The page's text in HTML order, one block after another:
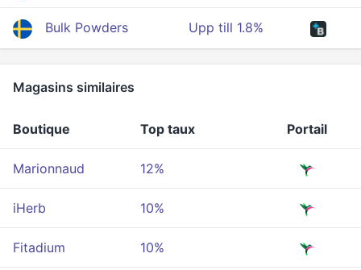
Bulk Powders Upp till 1.8%
Magasins similaires
Boutique Top taux Portail
Marionnaud 12%
iHerb 10%
Fitadium 10%